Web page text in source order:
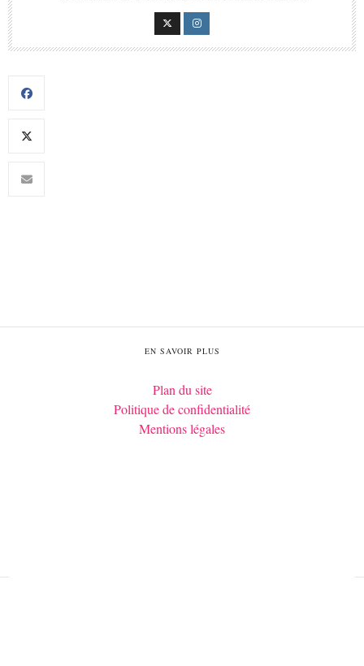
EN SAVOIR PLUS
Plan du site
Politique de confidentialité
Mentions légales